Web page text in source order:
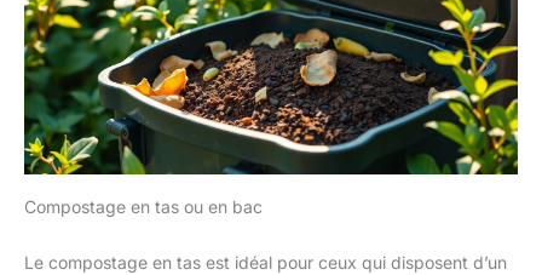
Compostage en tas ou en bac
Le compostage en tas est idéal pour ceux qui disposent d’un